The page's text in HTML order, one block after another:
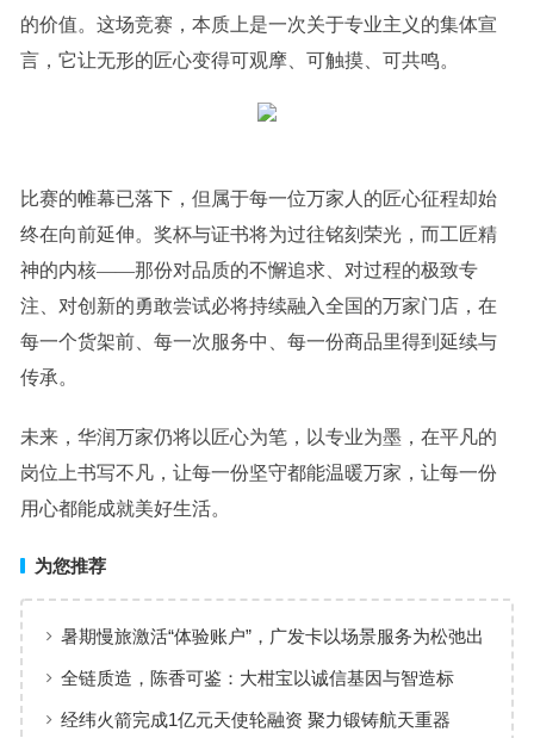
的价值。这场竞赛，本质上是一次关于专业主义的集体宣
言，它让无形的匠心变得可观摩、可触摸、可共鸣。
比赛的帷幕已落下，但属于每一位万家人的匠心征程却始
终在向前延伸。奖杯与证书将为过往铭刻荣光，而工匠精
神的内核——那份对品质的不懈追求、对过程的极致专
注、对创新的勇敢尝试必将持续融入全国的万家门店，在
每一个货架前、每一次服务中、每一份商品里得到延续与
传承。
未来，华润万家仍将以匠心为笔，以专业为墨，在平凡的
岗位上书写不凡，让每一份坚守都能温暖万家，让每一份
用心都能成就美好生活。
为您推荐
暑期慢旅激活“体验账户”，广发卡以场景服务为松弛出
行添彩
全链质造，陈香可鉴：大柑宝以诚信基因与智造标
准，定义新会陈皮高质量发展
经纬火箭完成1亿元天使轮融资 聚力锻铸航天重器